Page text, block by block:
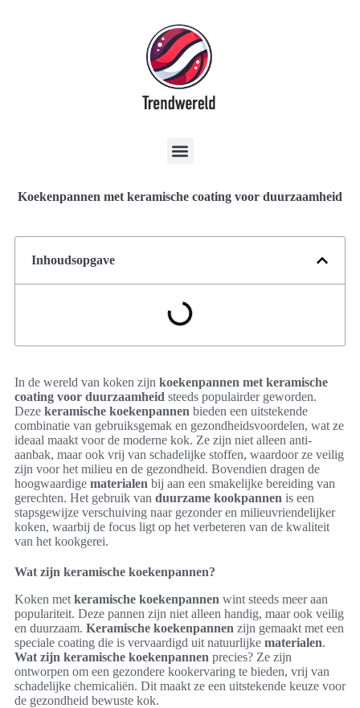
Koekenpannen met keramische coating voor duurzaamheid
Inhoudsopgave
In de wereld van koken zijn koekenpannen met keramische
coating voor duurzaamheid steeds populairder geworden.
Deze keramische koekenpannen bieden een uitstekende
combinatie van gebruiksgemak en gezondheidsvoordelen, wat ze
ideaal maakt voor de moderne kok. Ze zijn niet alleen anti-
aanbak, maar ook vrij van schadelijke stoffen, waardoor ze veilig
zijn voor het milieu en de gezondheid. Bovendien dragen de
hoogwaardige materialen bij aan een smakelijke bereiding van
gerechten. Het gebruik van duurzame kookpannen is een
stapsgewijze verschuiving naar gezonder en milieuvriendelijker
koken, waarbij de focus ligt op het verbeteren van de kwaliteit
van het kookgerei.
Wat zijn keramische koekenpannen?
Koken met keramische koekenpannen wint steeds meer aan
populariteit. Deze pannen zijn niet alleen handig, maar ook veilig
en duurzaam. Keramische koekenpannen zijn gemaakt met een
speciale coating die is vervaardigd uit natuurlijke materialen.
Wat zijn keramische koekenpannen precies? Ze zijn
ontworpen om een gezondere kookervaring te bieden, vrij van
schadelijke chemicaliën. Dit maakt ze een uitstekende keuze voor
de gezondheid bewuste kok.